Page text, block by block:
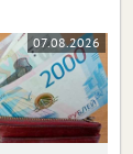
07.08.2026